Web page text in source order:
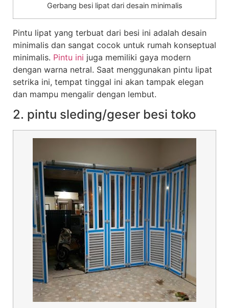
Gerbang besi lipat dari desain minimalis
Pintu lipat yang terbuat dari besi ini adalah desain
minimalis dan sangat cocok untuk rumah konseptual
minimalis. Pintu ini juga memiliki gaya modern
dengan warna netral. Saat menggunakan pintu lipat
setrika ini, tempat tinggal ini akan tampak elegan
dan mampu mengalir dengan lembut.
2. pintu sleding/geser besi toko